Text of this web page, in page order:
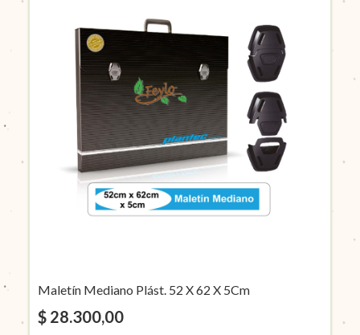
Maletín Mediano Plást. 52 X 62 X 5Cm
$ 28.300,00